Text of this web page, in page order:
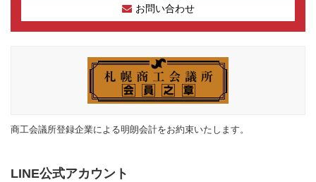
お問い合わせ
商工会議所登録企業による明朗会計をお約束いたします。
LINE公式アカウント